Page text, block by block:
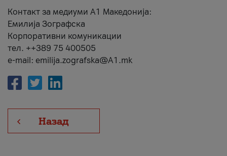
Контакт за медиуми А1 Македонија:
Емилија Зографска
Корпоративни комуникации
тел. ++389 75 400505
e-mail: emilija.zografska@A1.mk
Назад